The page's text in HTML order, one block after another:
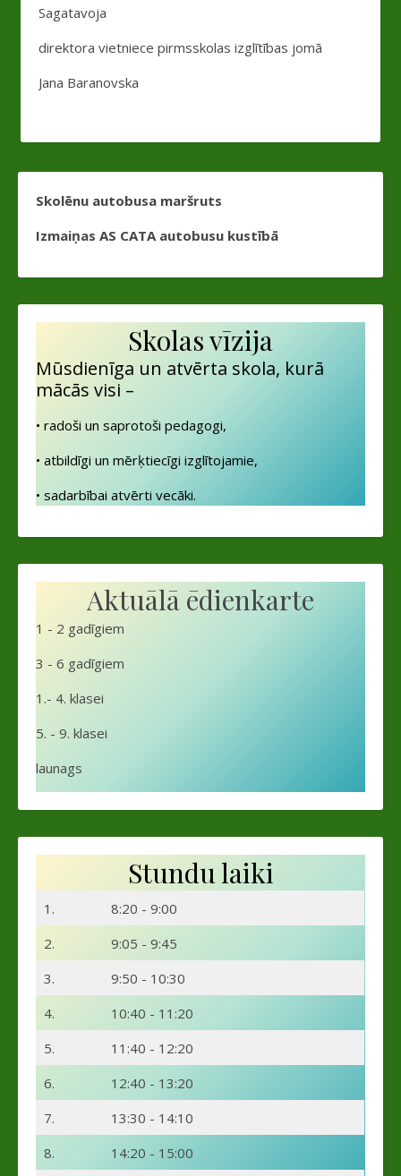
Sagatavoja
direktora vietniece pirmsskolas izglītības jomā
Jana Baranovska
Skolēnu autobusa maršruts
Izmaiņas AS CATA autobusu kustībā
Skolas vīzija
Mūsdienīga un atvērta skola, kurā
mācās visi –
• radoši un saprotoši pedagogi,
• atbildīgi un mērķtiecīgi izglītojamie,
• sadarbībai atvērti vecāki.
Aktuālā ēdienkarte
1 - 2 gadīgiem
3 - 6 gadīgiem
1.- 4. klasei
5. - 9. klasei
launags
Stundu laiki
1.
8:20 - 9:00
2.
9:05 - 9:45
3.
9:50 - 10:30
4.
10:40 - 11:20
5.
11:40 - 12:20
6.
12:40 - 13:20
7.
13:30 - 14:10
8.
14:20 - 15:00